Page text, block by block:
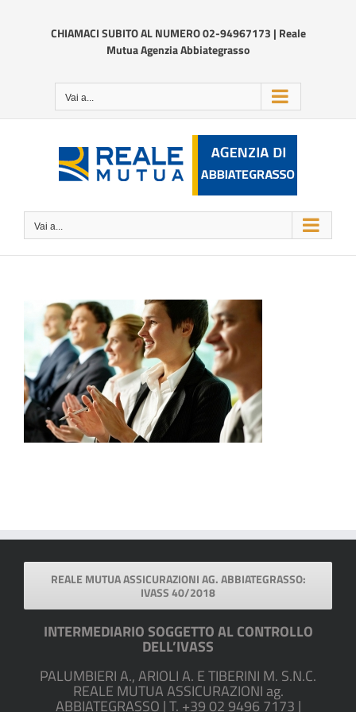
contenutoCHIAMACI SUBITO AL NUMERO 02-94967173 | Reale
Mutua Agenzia Abbiategrasso
Vai a...
Vai a...
REALE MUTUA ASSICURAZIONI AG. ABBIATEGRASSO:
IVASS 40/2018
INTERMEDIARIO SOGGETTO AL CONTROLLO
DELL’IVASS
PALUMBIERI A., ARIOLI A. E TIBERINI M. S.N.C.
REALE MUTUA ASSICURAZIONI ag.
ABBIATEGRASSO | T. +39 02 9496 7173 |